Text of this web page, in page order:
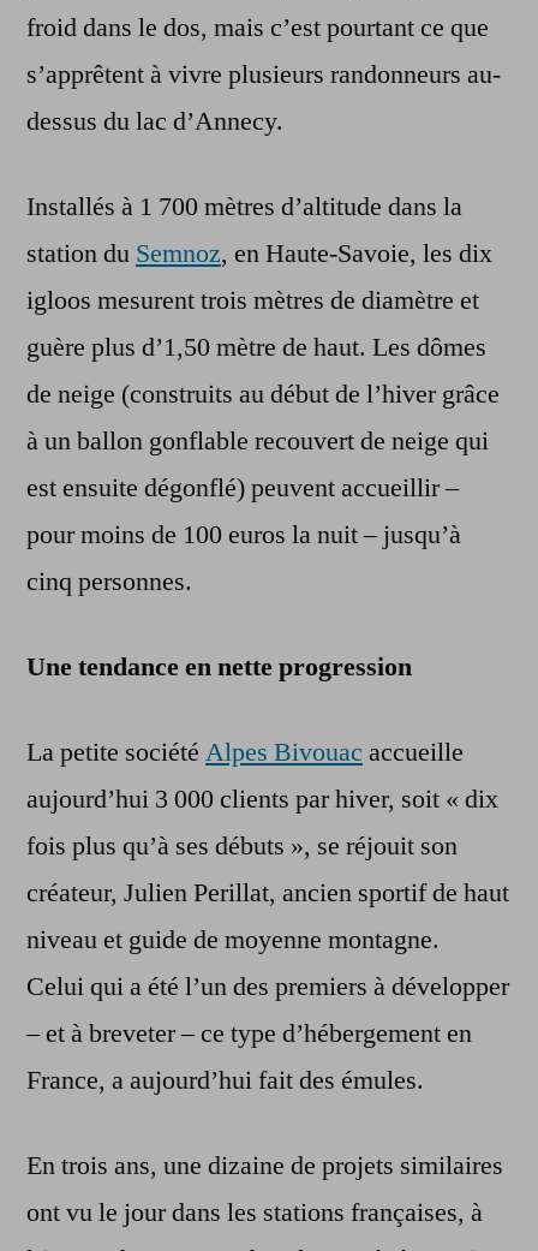
froid dans le dos, mais c’est pourtant ce que
s’apprêtent à vivre plusieurs randonneurs au-
dessus du lac d’Annecy.
Installés à 1 700 mètres d’altitude dans la
station du Semnoz, en Haute-Savoie, les dix
igloos mesurent trois mètres de diamètre et
guère plus d’1,50 mètre de haut. Les dômes
de neige (construits au début de l’hiver grâce
à un ballon gonflable recouvert de neige qui
est ensuite dégonflé) peuvent accueillir –
pour moins de 100 euros la nuit – jusqu’à
cinq personnes.
Une tendance en nette progression
La petite société Alpes Bivouac accueille
aujourd’hui 3 000 clients par hiver, soit « dix
fois plus qu’à ses débuts », se réjouit son
créateur, Julien Perillat, ancien sportif de haut
niveau et guide de moyenne montagne.
Celui qui a été l’un des premiers à développer
– et à breveter – ce type d’hébergement en
France, a aujourd’hui fait des émules.
En trois ans, une dizaine de projets similaires
ont vu le jour dans les stations françaises, à